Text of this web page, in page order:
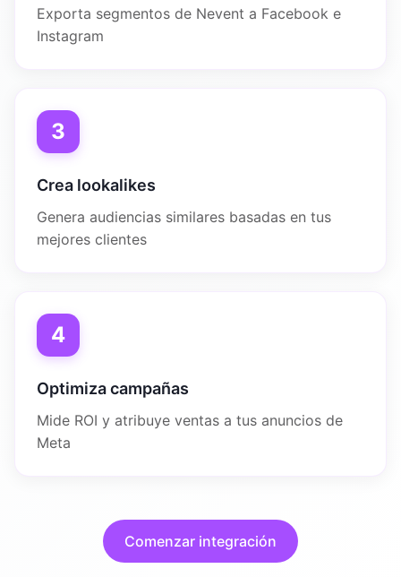
Exporta segmentos de Nevent a Facebook e
Instagram
3
Crea lookalikes
Genera audiencias similares basadas en tus
mejores clientes
4
Optimiza campañas
Mide ROI y atribuye ventas a tus anuncios de
Meta
Comenzar integración